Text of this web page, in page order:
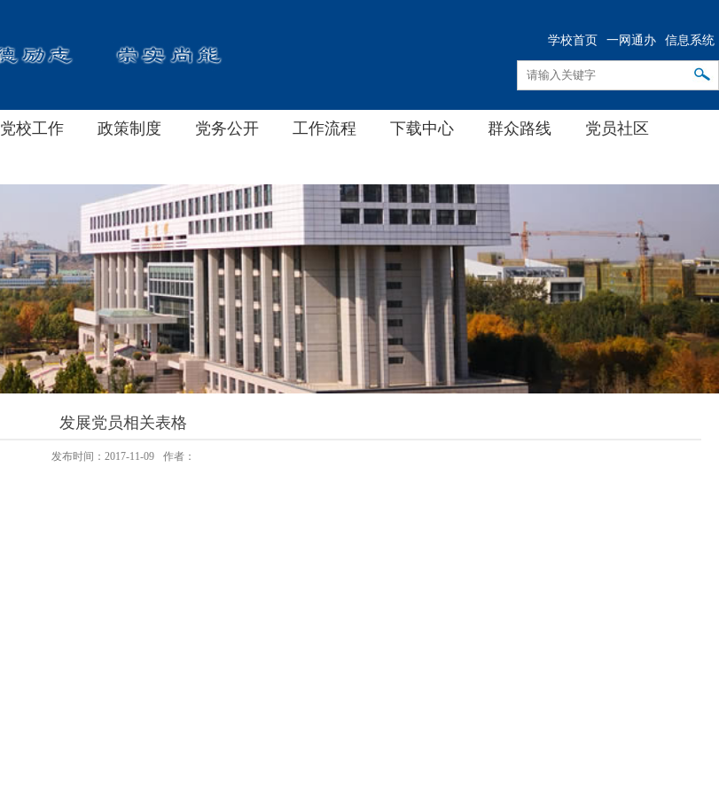
学校首页 一网通办 信息系统
党校工作 政策制度 党务公开 工作流程 下载中心 群众路线 党员社区
发展党员相关表格
发布时间：2017-11-09 作者：